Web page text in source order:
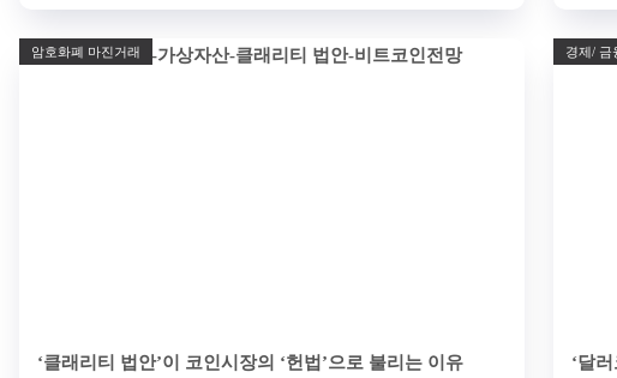
‘클래리티 법안’이 코인시장의 ‘헌법’으로 불리는 이유
암호화폐 마진거래
‘달
경제/ 금